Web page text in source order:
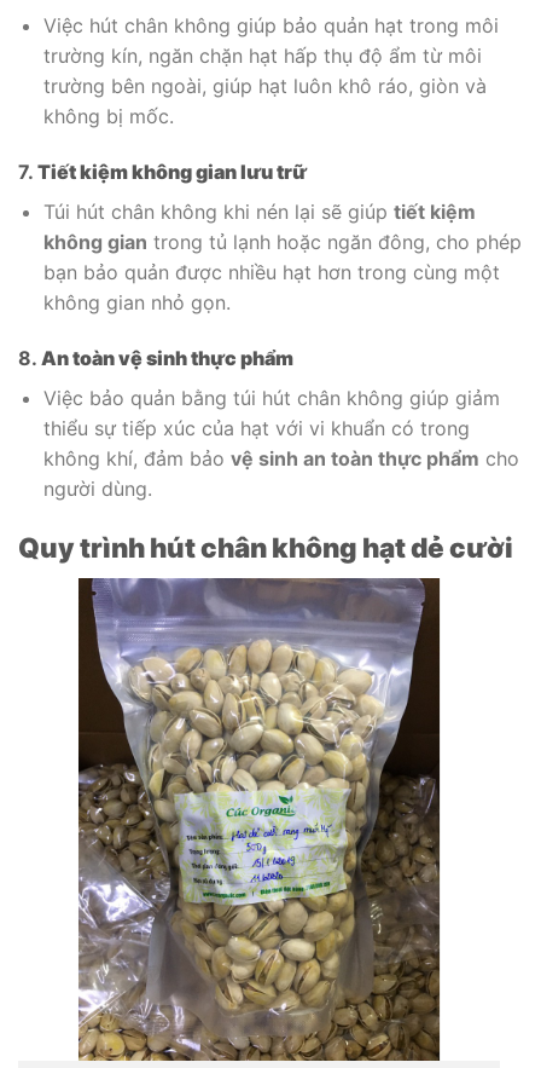
Việc hút chân không giúp bảo quản hạt trong môi
trường kín, ngăn chặn hạt hấp thụ độ ẩm từ môi
trường bên ngoài, giúp hạt luôn khô ráo, giòn và
không bị mốc.
7. Tiết kiệm không gian lưu trữ
Túi hút chân không khi nén lại sẽ giúp tiết kiệm
không gian trong tủ lạnh hoặc ngăn đông, cho phép
bạn bảo quản được nhiều hạt hơn trong cùng một
không gian nhỏ gọn.
8. An toàn vệ sinh thực phẩm
Việc bảo quản bằng túi hút chân không giúp giảm
thiểu sự tiếp xúc của hạt với vi khuẩn có trong
không khí, đảm bảo vệ sinh an toàn thực phẩm cho
người dùng.
Quy trình hút chân không hạt dẻ cười